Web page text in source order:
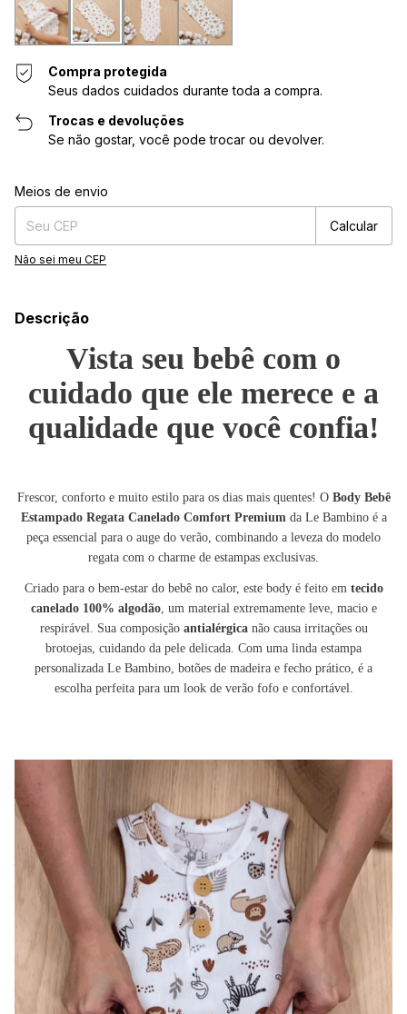
Compra protegida
Seus dados cuidados durante toda a compra.
Trocas e devoluções
Se não gostar, você pode trocar ou devolver.
Entregas para o CEP:
Meios de envio
Calcular
Não sei meu CEP
Descrição
Vista seu bebê com o
cuidado que ele merece e a
qualidade que você confia!
Frescor, conforto e muito estilo para os dias mais quentes! O Body Bebê
Estampado Regata Canelado Comfort Premiumda Le Bambino é a
peça essencial para o auge do verão, combinando a leveza do modelo
regata com o charme de estampas exclusivas.
Criado para o bem-estar do bebê no calor, este body é feito em tecido
canelado 100% algodão, um material extremamente leve, macio e
respirável. Sua composição antialérgicanão causa irritações ou
brotoejas, cuidando da pele delicada. Com uma linda estampa
personalizada Le Bambino, botões de madeira e fecho prático, é a
escolha perfeita para um look de verão fofo e confortável.